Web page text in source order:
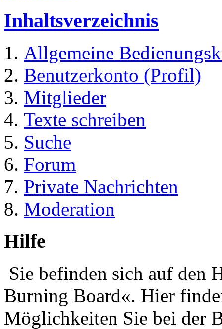
Inhaltsverzeichnis
Allgemeine
Benutzerkonto (Profil)
Mitglieder
Texte schreiben
Suche
Forum
Private Nachrichten
Moderation
Hilfe
Sie befinden sich auf den
Burning Board«. Hier
Möglichkeiten Sie bei der